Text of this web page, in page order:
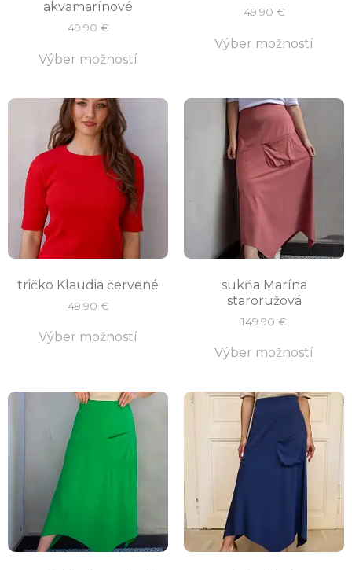
akvamarínové
49.90 €
Výber možností
49.90 €
Výber možností
tričko Klaudia červené
49.90 €
Výber možností
sukňa Marína
staroružová
149.90 €
Výber možností